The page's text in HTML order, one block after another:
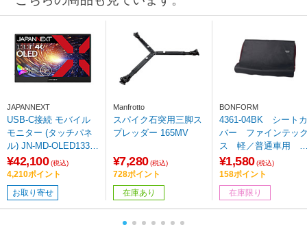
JAPANNEXT
USB-C接続 モバイル
モニター (タッチパネ
ル) JN-MD-OLED1331
UHDR-T ［13.3型 /有
機EL 4K(3840×2160）
/ワイド /60Hz］
¥42,100 (税込)
4,210ポイント
お取り寄せ
Manfrotto
スパイク石突用三脚ス
プレッダー 165MV
¥7,280 (税込)
728ポイント
在庫あり
BONFORM
4361-04BK シートカ
バー ファインテッ
ス 軽／普通車用
水 取付簡単 丸洗
OK リア用 サイ
ズ：125×150cm カ
ー：ブラック
¥1,580 (税込)
158ポイント
在庫限り